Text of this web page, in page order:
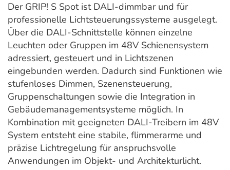
Der GRIP! S Spot ist DALI-dimmbar und für
professionelle Lichtsteuerungssysteme ausgelegt.
Über die DALI-Schnittstelle können einzelne
Leuchten oder Gruppen im 48V Schienensystem
adressiert, gesteuert und in Lichtszenen
eingebunden werden. Dadurch sind Funktionen wie
stufenloses Dimmen, Szenensteuerung,
Gruppenschaltungen sowie die Integration in
Gebäudemanagementsysteme möglich. In
Kombination mit geeigneten DALI-Treibern im 48V
System entsteht eine stabile, flimmerarme und
präzise Lichtregelung für anspruchsvolle
Anwendungen im Objekt- und Architekturlicht.